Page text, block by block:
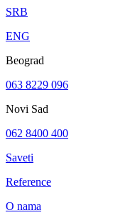
SRB
ENG
Beograd
063 8229 096
Novi Sad
062 8400 400
Saveti
Reference
O nama